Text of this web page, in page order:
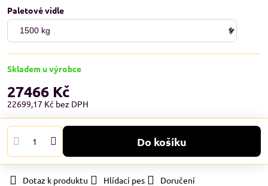
Paletové vidle
Skladem u výrobce
27466 Kč
22699,17 Kč bez DPH
Do košíku
Dotaz k produktu Hlídací pes
Doručení